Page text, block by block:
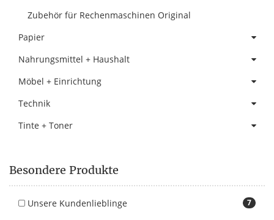
Zubehör für Rechenmaschinen Original
Papier
Nahrungsmittel + Haushalt
Möbel + Einrichtung
Technik
Tinte + Toner
Besondere Produkte
7
Unsere Kundenlieblinge